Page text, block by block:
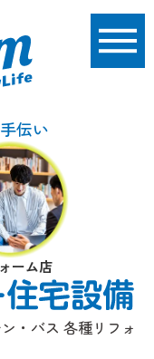
伝い
ーム店
・バス 各種リフォ